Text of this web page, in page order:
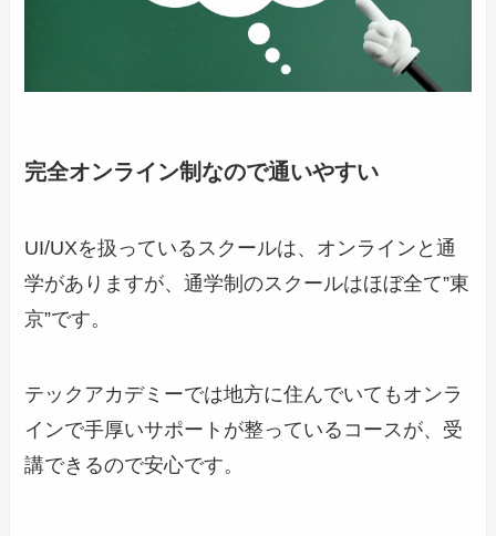
完全オンライン制なので通いやすい
UI/UXを扱っているスクールは、オンラインと通
学がありますが、通学制のスクールはほぼ全て”東
京”です。
テックアカデミーでは地方に住んでいてもオンラ
インで手厚いサポートが整っているコースが、受
講できるので安心です。